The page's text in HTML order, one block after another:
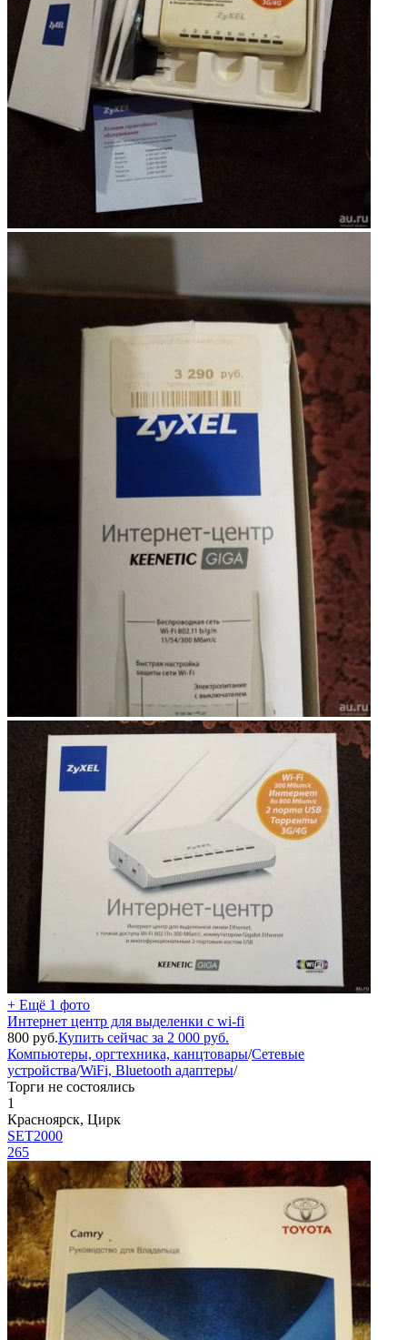
+ Ещё 1 фото
Интернет центр для выделенки с wi-fi
800 руб.Купить сейчас за 2 000 руб.
Компьютеры, оргтехника, канцтовары/Сетевые
устройства/WiFi, Bluetooth адаптеры/
Торги не состоялись
1
Красноярск, Цирк
SET2000
265